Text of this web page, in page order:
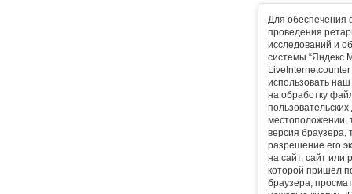
Для обеспечения
проведения
исследований и
системы
использовать
на обработку
местоположении,
версия браузера,
разрешение его
на сайт, сайт или
которой пришел
браузера,